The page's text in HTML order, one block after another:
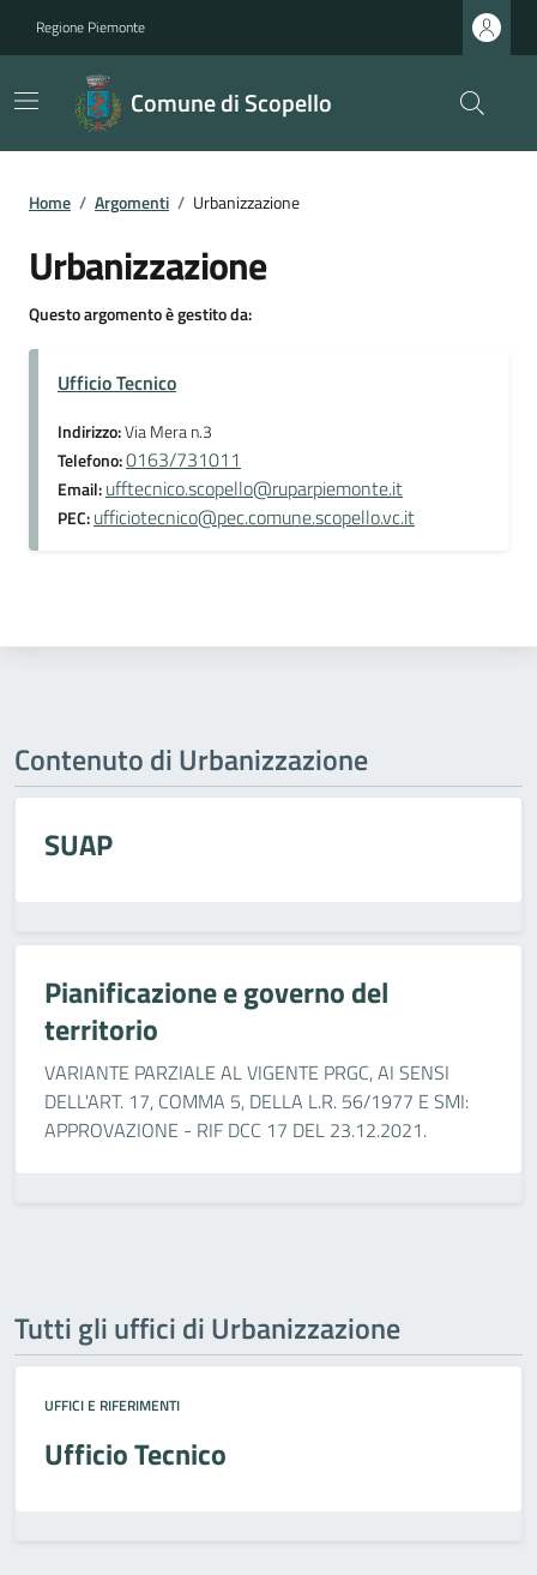
Regione Piemonte
Comune di Scopello
Home / Argomenti / Urbanizzazione
Urbanizzazione
Questo argomento è gestito da:
Ufficio Tecnico
Indirizzo:Via Mera n.3
Telefono:0163/731011
Email:ufftecnico.scopello@ruparpiemonte.it
PEC:ufficiotecnico@pec.comune.scopello.vc.it
Contenuto di Urbanizzazione
SUAP
Pianificazione e governo del
territorio
VARIANTE PARZIALE AL VIGENTE PRGC, AI SENSI
DELL'ART. 17, COMMA 5, DELLA L.R. 56/1977 E SMI:
APPROVAZIONE - RIF DCC 17 DEL 23.12.2021.
Tutti gli uffici di Urbanizzazione
UFFICI E RIFERIMENTI
Ufficio Tecnico